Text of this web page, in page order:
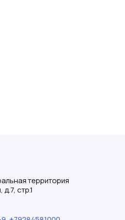
территория
стр.1